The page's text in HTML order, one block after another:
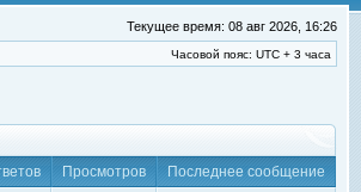
Текущее время: 08 авг 2026, 16:26
Часовой пояс: UTC + 3 часа
Просмотров
Последнее сообщение